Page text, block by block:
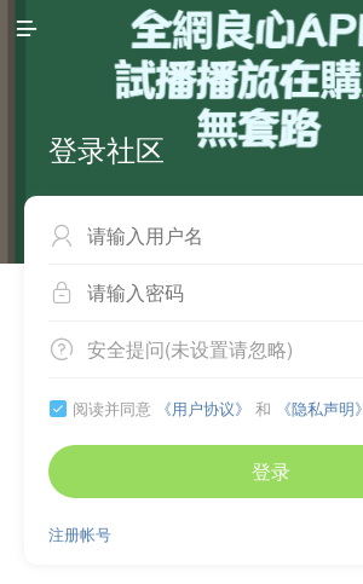

登录社区


 安全提问(未设置请忽略)
 阅读并同意 《用户协议》 和 《隐私声明》
登录
注册帐号